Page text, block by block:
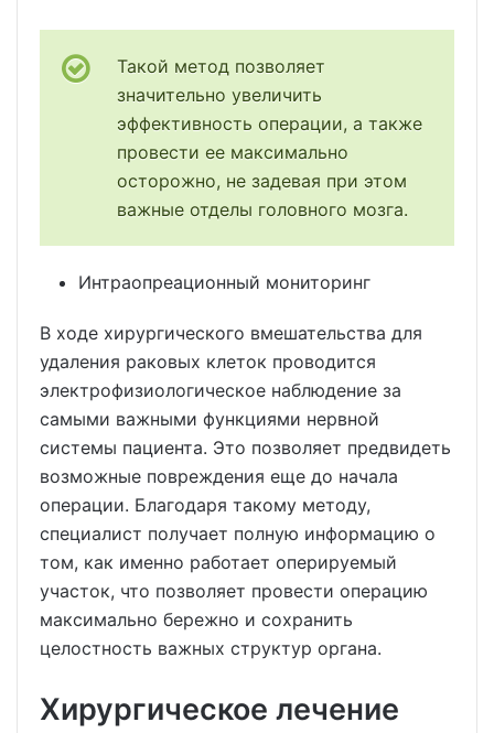
Такой метод позволяет
значительно увеличить
эффективность операции, а также
провести ее максимально
осторожно, не задевая при этом
важные отделы головного мозга.
Интраопреационный мониторинг
В ходе хирургического вмешательства для
удаления раковых клеток проводится
электрофизиологическое наблюдение за
самыми важными функциями нервной
системы пациента. Это позволяет предвидеть
возможные повреждения еще до начала
операции. Благодаря такому методу,
специалист получает полную информацию о
том, как именно работает оперируемый
участок, что позволяет провести операцию
максимально бережно и сохранить
целостность важных структур органа.
Хирургическое лечение